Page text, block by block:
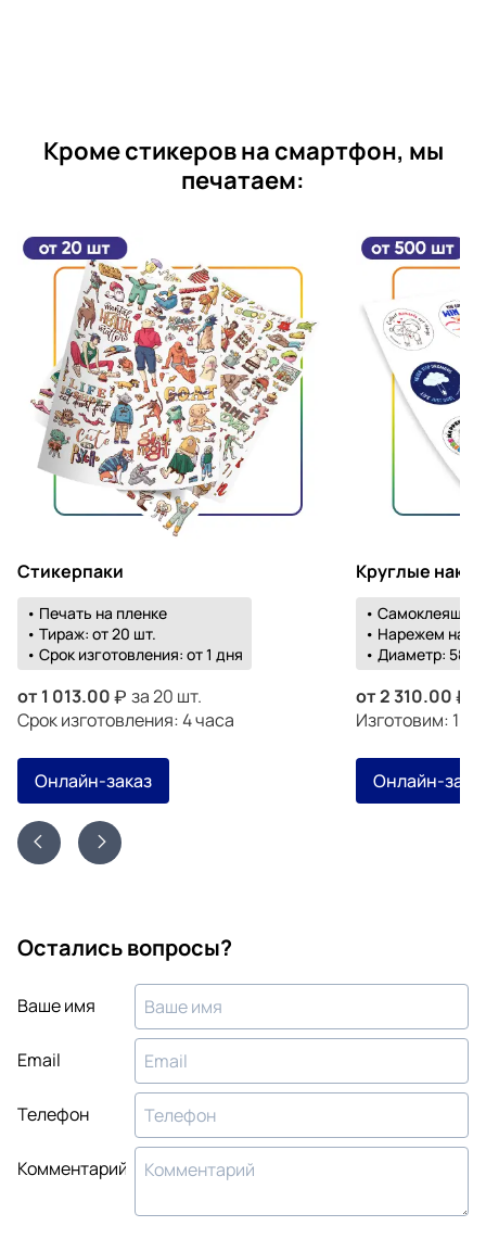
Кроме стикеров на смартфон, мы
печатаем:
Стикерпаки
• Печать на пленке
• Тираж: от 20 шт.
• Срок изготовления: от 1 дня
от 1 013.00
за 20 шт.
Срок изготовления: 4 часа
Онлайн-заказ
Круглые
•
• Нарежем на
• Диаметр: 58-
от2 310.00
Изготовим: 19
Онлайн-
Остались вопросы?
Ваше имя
Email
Телефон
Комментарий